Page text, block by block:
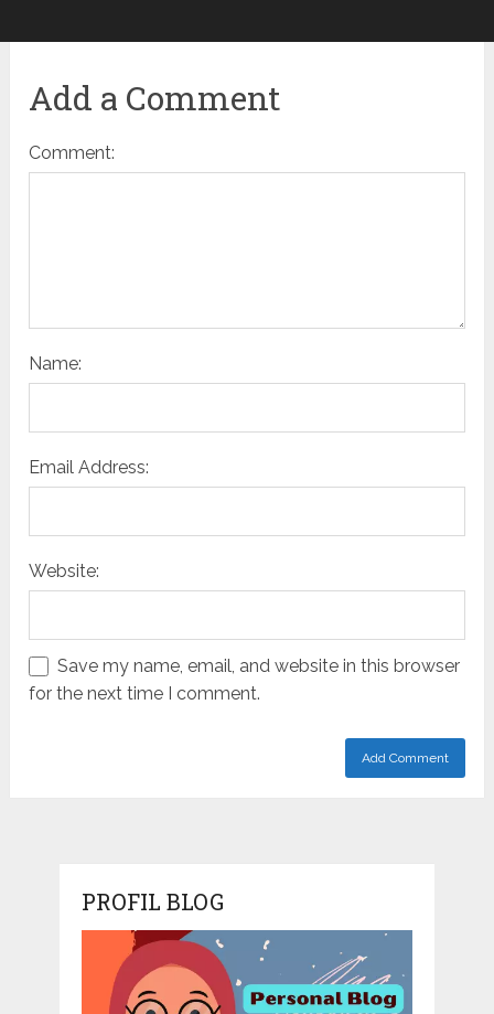
Add a Comment
Comment:
Name:
Email Address:
Website:
Save my name, email, and website in this browser
for the next time I comment.
PROFIL BLOG